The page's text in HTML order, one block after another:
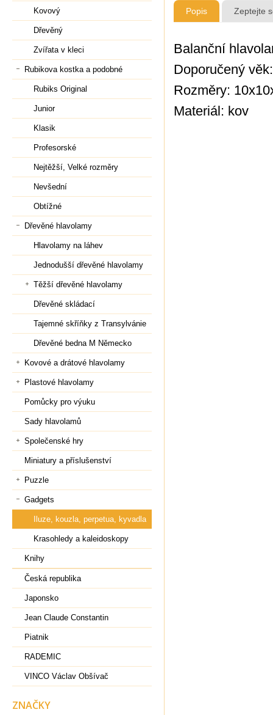
Popis Zeptejte
Balanční
Doporučený
Rozměry:
Materiál: kov
Kovový
Dřevěný
Zvířata v kleci
Rubikova kostka a podobné
Rubiks Original
Junior
Klasik
Profesorské
Nejtěžší, Velké rozměry
Nevšední
Obtížné
Dřevěné hlavolamy
Hlavolamy na láhev
Jednodušší dřevěné hlavolamy
Těžší dřevěné hlavolamy
Dřevěné skládací
Tajemné skříňky z Transylvánie
Dřevěné bedna M Německo
Kovové a drátové hlavolamy
Plastové hlavolamy
Pomůcky pro výuku
Sady hlavolamů
Společenské hry
Miniatury a příslušenství
Puzzle
Gadgets
Iluze, kouzla, perpetua, kyvadla
Krasohledy a kaleidoskopy
Knihy
Česká republika
Japonsko
Jean Claude Constantin
Piatnik
RADEMIC
VINCO Václav Obšívač
ZNAČKY